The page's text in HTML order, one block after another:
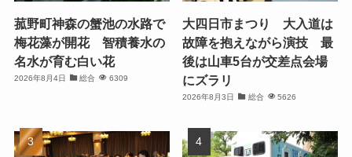
菰野町神森の蟹池の水路で
梅花藻が開花 智積養水の
名水が育む白い花
2026年8月4日 総合 6309
大四日市まつり 大入道は
故障を抱えながら演技 最
後は山車5台が交差点会場
にズラリ
2026年8月3日 総合 5626